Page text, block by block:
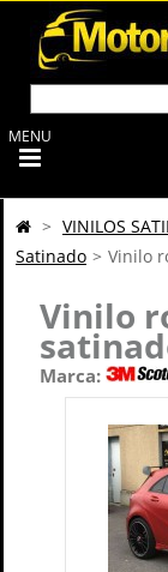
MENU
> VINILOS
Satinado > Vinilo
Vinilo
Marca: